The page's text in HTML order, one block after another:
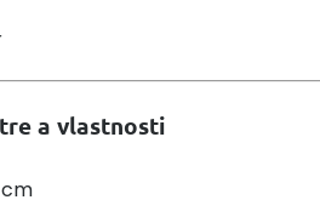
a vlastnosti
cm